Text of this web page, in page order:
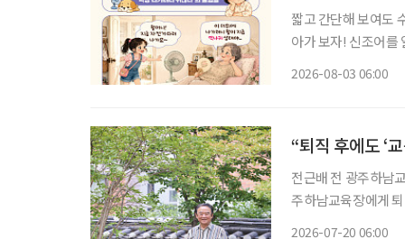
짧고 간단해 보여도
아가 보자! 신조어를
2026-08-03 06:00
“퇴직 후에도 ‘
전근배 전 광주하남교육장 많은 사람이 퇴직을 인생의 쉼표라고 말한다
주하남교육장에게
2026-07-20 06:00